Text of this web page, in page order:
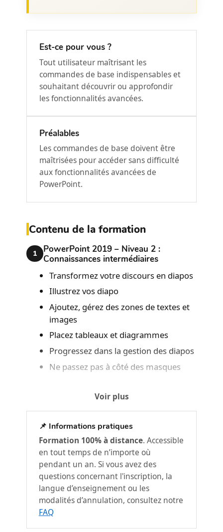
Est-ce pour vous ?
Tout utilisateur maîtrisant les
commandes de base indispensables et
souhaitant découvrir ou approfondir
les fonctionnalités avancées.
Préalables
Les commandes de base doivent être
maîtrisées pour accéder sans difficulté
aux fonctionnalités avancées de
PowerPoint.
Contenu de la formation
1
PowerPoint 2019 – Niveau 2 :
Connaissances intermédiaires
Transformez votre discours en diapos
Illustrez vos diapo
Ajoutez, gérez des zones de textes et
images
Placez tableaux et diagrammes
Progressez dans la gestion des diapos
Ne passez pas à côté des masques
Connaissances avancées
d’objets graphiques
Faites bouger vos diapos
Réussissez vos projections
Partagez, protégez vos présentations
Pour en savoir encore plus
Office 2019 : les cas d’usage
Voir plus
📌 Informations pratiques
Formation 100% à distance. Accessible
en tout temps de n’importe où
pendant un an. Si vous avez des
questions concernant l'inscription, la
langue d’enseignement ou les
modalités d’annulation, consultez notre
FAQ